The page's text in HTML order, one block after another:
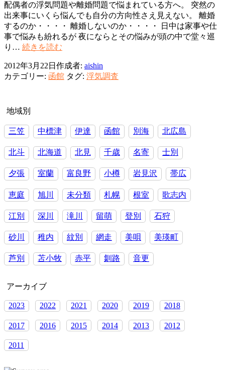
ま
す
ね」
の
訳
配偶者の浮気問題や離婚問題で悩まれている方へ。 突然の
出来事にいくら悩んでも自分の方向性さえ見えない。 離婚
するのか・・・・ 離婚しないのか・・・・ 日中は家事や仕
事で悩みも紛れるが 夜にならとその悩みが頭の中で堂々巡
り… 続きを読む
所
函
悩
の
こ
夜
は
る
る
2012年3月22日 作成者: aishin
カテゴリー: 函館 タグ: 浮気調査
地域別
三笠 中標津 伊達 函館 別海 北広島
北斗 北海道 北見 千歳 名寄 士別
夕張 室蘭 富良野 小樽 岩見沢 帯広
恵庭 旭川 未分類 札幌 根室 歌志内
江別 深川 滝川 留萌 登別 石狩
砂川 稚内 紋別 網走 美唄 美瑛町
芦別 苫小牧 赤平 釧路 音更
アーカイブ
2023 2022 2021 2020 2019 2018
2017 2016 2015 2014 2013 2012
2011